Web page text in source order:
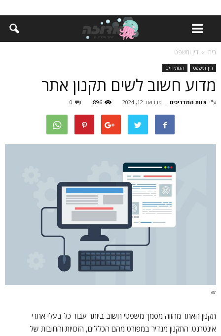
בית דין ומשפט
דין ומשפט המומחים
מדוע חשוב לשים תקנון אתר
ע"י צוות המדריכים - פברואר 12, 2024 896
0
er
תקנון האתר מהווה מסמך משפטי חשוב ביותר עבור כל בעלי אתרי
אינטרנט. התקנון מגדיר במפורט מהם הכללים, הזכויות והחובות של